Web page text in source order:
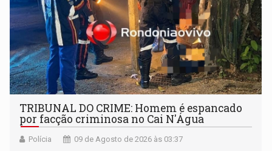
TRIBUNAL DO CRIME: Homem é espancado
por facção criminosa no Cai N'Água
Polícia 09 de Agosto de 2026 às 03:37